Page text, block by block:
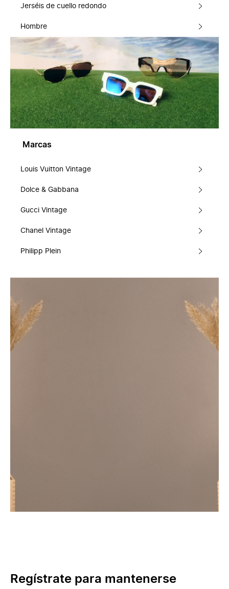
Jerséis de cuello redondo
Hombre
Marcas
Louis Vuitton Vintage
Dolce & Gabbana
Gucci Vintage
Chanel Vintage
Philipp Plein
Regístrate para mantenerse